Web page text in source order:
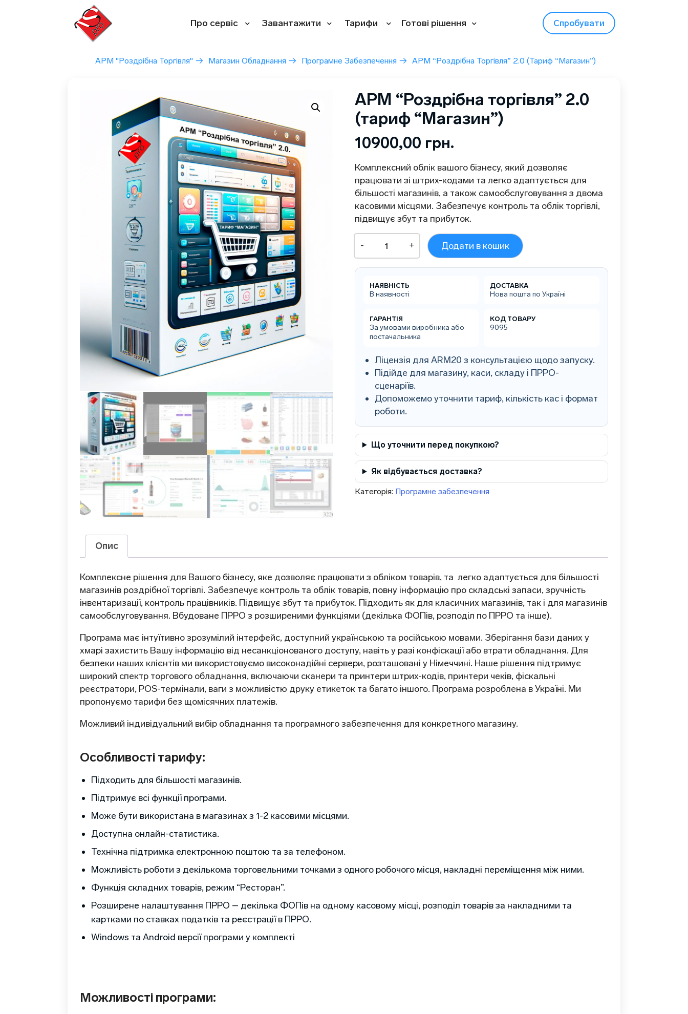
Про сервіс Завантажити Тарифи Готові рішення Спробувати
АРМ "Роздрібна Торгівля" → Магазин Обладнання → Програмне Забезпечення → АРМ “Роздрібна Торгівля” 2.0 (тариф “Магазин”)
АРМ “Роздрібна торгівля” 2.0
(тариф “Магазин”)
10900,00 грн.
Комплексний облік вашого бізнесу, який дозволяє
працювати зі штрих-кодами та легко адаптується для
більшості магазинів, а також самообслуговування з двома
касовими місцями. Забезпечує контроль та облік торгівлі,
підвищує збут та прибуток.
АРМ
"Роздрібна
торгівля"
2.0
"Магазин")
кількість
- + Додати в кошик
НАЯВНІСТЬ
В наявності
ДОСТАВКА
Нова пошта по Україні
ГАРАНТІЯ
За умовами виробника або
постачальника
КОД ТОВАРУ
9095
Ліцензія для ARM20 з консультацією щодо запуску.
Підійде для магазину, каси, складу і ПРРО-
сценаріїв.
Допоможемо уточнити тариф, кількість кас і формат
роботи.
Що уточнити перед покупкою?
Як відбувається доставка?
Категорія: Програмне забезпечення
Опис
Комплексне рішення для Вашого бізнесу, яке дозволяє працювати з обліком товарів, та легко адаптується для більшості
магазинів роздрібної торгівлі. Забезпечує контроль та облік товарів, повну інформацію про складські запаси, зручність
інвентаризації, контроль працівників. Підвищує збут та прибуток. Підходить як для класичних магазинів, так і для магазинів
самообслуговування. Вбудоване ПРРО з розширеними функціями (декілька ФОПів, розподіл по ПРРО та інше).
Програма має інтуїтивно зрозумілий інтерфейс, доступний українською та російською мовами. Зберігання бази даних у
хмарі захистить Вашу інформацію від несанкціонованого доступу, навіть у разі конфіскації або втрати обладнання. Для
безпеки наших клієнтів ми використовуємо високонадійні сервери, розташовані у Німеччині. Наше рішення підтримує
широкий спектр торгового обладнання, включаючи сканери та принтери штрих-кодів, принтери чеків, фіскальні
реєстратори, POS-термінали, ваги з можливістю друку етикеток та багато іншого. Програма розроблена в Україні. Ми
пропонуємо тарифи без щомісячних платежів.
Можливий індивідуальний вибір обладнання та програмного забезпечення для конкретного магазину.
Особливості тарифу:
Підходить для більшості магазинів.
Підтримує всі функції програми.
Може бути використана в магазинах з 1-2 касовими місцями.
Доступна онлайн-статистика.
Технічна підтримка електронною поштою та за телефоном.
Можливість роботи з декількома торговельними точками з одного робочого місця, накладні переміщення між ними.
Функція складних товарів, режим “Ресторан”.
Розширене налаштування ПРРО – декілька ФОПів на одному касовому місці, розподіл товарів за накладними та
картками по ставках податків та реєстрації в ПРРО.
Windows та Android версії програми у комплекті
Можливості програми: